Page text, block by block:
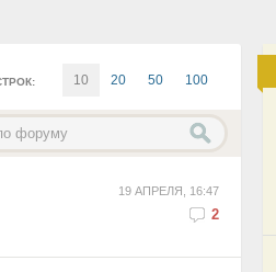
10 20 50 100
19 АПРЕЛЯ, 16:47
2